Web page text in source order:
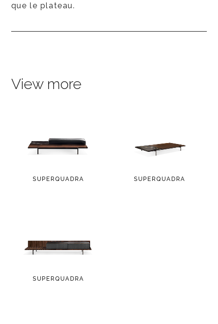
que le plateau.
View more
SUPERQUADRA SUPERQUADRA
SUPERQUADRA